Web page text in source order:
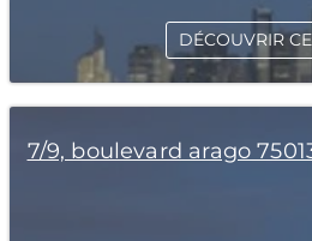
DÉCOUVRIR
7/9, boulevard arago